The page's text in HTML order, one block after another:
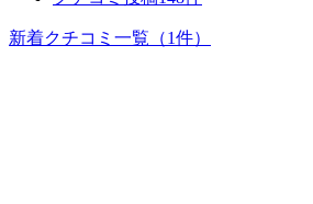
新着クチコミ一覧 （1件）